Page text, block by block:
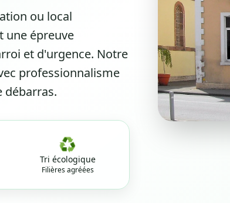
ou local
une épreuve
et d'urgence. Notre
professionnalisme
débarras.
♻️
Tri écologique
Filières agréées